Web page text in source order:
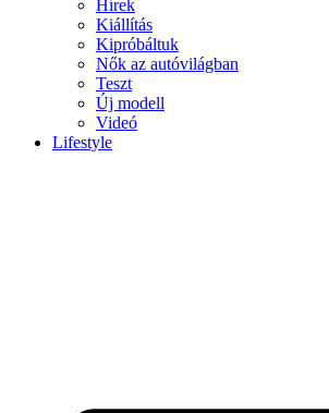
Hírek
Kiállítás
Kipróbáltuk
Nők az autóvilágban
Teszt
Új modell
Videó
Lifestyle